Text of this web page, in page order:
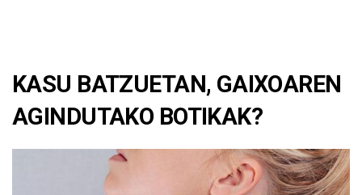
KASU BATZUETAN, GAIXOAREN
AGINDUTAKO BOTIKAK?